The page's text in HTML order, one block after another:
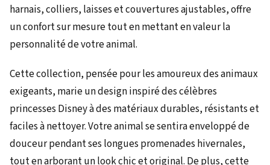
harnais, colliers, laisses et couvertures ajustables, offre
un confort sur mesure tout en mettant en valeur la
personnalité de votre animal.
Cette collection, pensée pour les amoureux des animaux
exigeants, marie un design inspiré des célèbres
princesses Disney à des matériaux durables, résistants et
faciles à nettoyer. Votre animal se sentira enveloppé de
douceur pendant ses longues promenades hivernales,
tout en arborant un look chic et original. De plus, cette